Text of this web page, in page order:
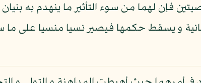
فإن لهما من سوء التأثير ما ينهدم به
و يسقط حكمها فيصير نسيا منسيا على